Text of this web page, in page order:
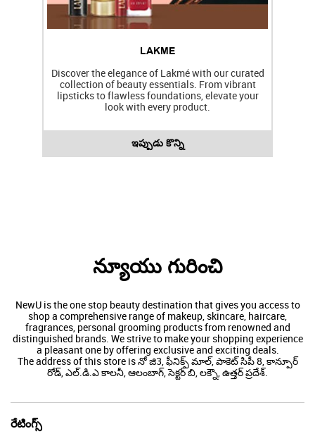
LAKME
Discover the elegance of Lakmé with our curated
collection of beauty essentials. From vibrant
lipsticks to flawless foundations, elevate your
look with every product.
ఇప్పుడు కొన్ని
న్యూయు గురించి
NewU is the one stop beauty destination that gives you access to
shop a comprehensive range of makeup, skincare, haircare,
fragrances, personal grooming products from renowned and
distinguished brands. We strive to make your shopping experience
a pleasant one by offering exclusive and exciting deals.
The address of this store is నో జి3, ఫీనిక్స్ మాల్, పాకెట్ సిపీ 8, కాన్పూర్
రోడ్, ఎల్.డి.ఎ కాలనీ, ఆలంబాగ్, సెక్టర్ బి, లక్నౌ, ఉత్తర్ ప్రదేశ్.
రేటింగ్స్